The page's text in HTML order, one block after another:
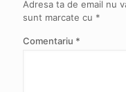
Adresa ta de email nu
sunt marcate cu *
Comentariu *